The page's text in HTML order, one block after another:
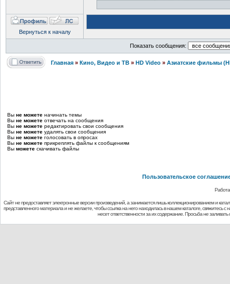
Вернуться к началу
Показать сообщения:
Главная » Кино, Видео и ТВ » HD Video » Азиатские фильмы
Вы не можете начинать темы
Вы не можете отвечать на сообщения
Вы не можете редактировать свои сообщения
Вы не можете удалять свои сообщения
Вы не можете голосовать в опросах
Вы не можете прикреплять файлы к сообщениям
Вы можете скачивать файлы
Пользовательское
Сайт не предоставляет электронные версии произведений, а занимается лишь коллекционированием и
представленного материала и не желаете, чтобы ссылка на него находилась в нашем каталоге,
несет ответственности за их содержание. Просьба не